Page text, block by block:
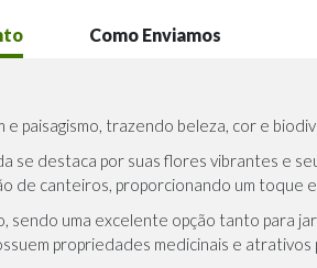
e paisagismo, trazendo beleza, cor e
se destaca por suas flores vibrantes e
de canteiros, proporcionando um toque
uma excelente opção tanto para
propriedades medicinais e
Como Enviamos